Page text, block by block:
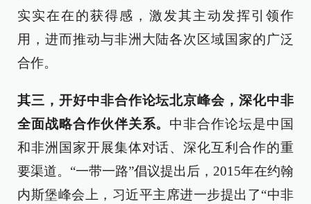
实实在在的获得感，激发其主动发挥引领作
用，进而推动与非洲大陆各次区域国家的广泛
合作。
其三，开好中非合作论坛北京峰会，深化中非
全面战略合作伙伴关系。 中非合作论坛是中国
和非洲国家开展集体对话、深化互利合作的重
要渠道。“一带一路”倡议提出后，2015年在约翰
内斯堡峰会上，习近平主席进一步提出了“中非